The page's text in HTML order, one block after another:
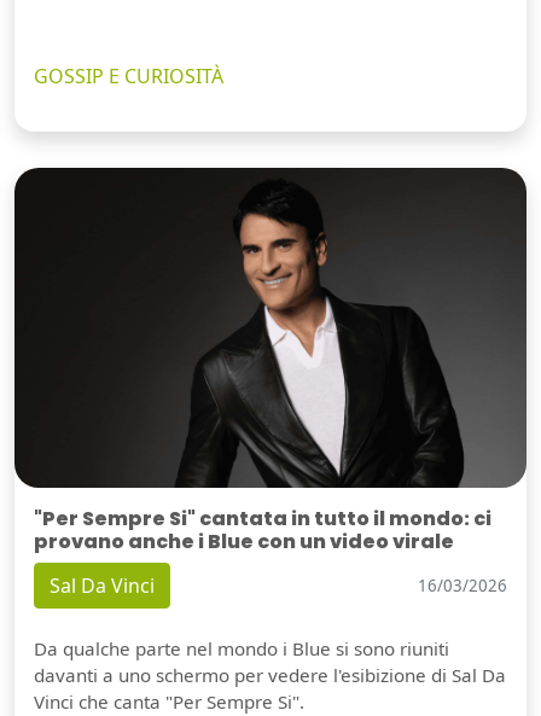
GOSSIP E CURIOSITÀ
"Per Sempre Si" cantata in tutto il mondo: ci
provano anche i Blue con un video virale
Sal Da Vinci 16/03/2026
Da qualche parte nel mondo i Blue si sono riuniti
davanti a uno schermo per vedere l'esibizione di Sal Da
Vinci che canta "Per Sempre Si".